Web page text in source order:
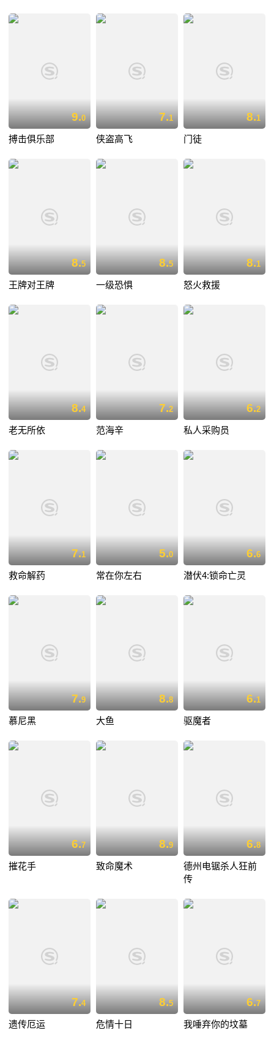
9.0
搏击俱乐部
7.1
侠盗高飞
8.1
门徒
8.5
王牌对王牌
8.5
一级恐惧
8.1
怒火救援
8.4
老无所依
7.2
范海辛
6.2
私人采购员
7.1
救命解药
5.0
常在你左右
6.6
潜伏4:锁命亡灵
7.9
慕尼黑
8.8
大鱼
6.1
驱魔者
6.7
摧花手
8.9
致命魔术
6.8
德州电锯杀人狂前
传
7.4
遗传厄运
8.5
危情十日
6.7
我唾弃你的坟墓